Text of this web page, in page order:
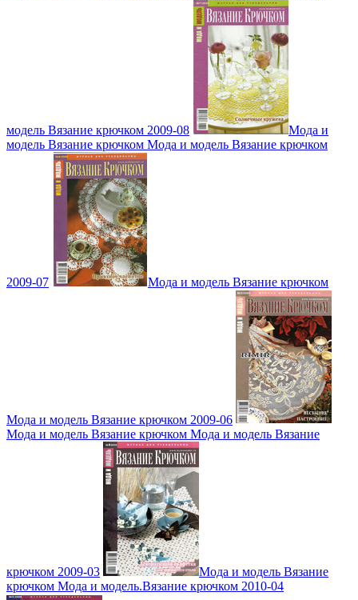
модель Вязание крючком 2009-08
Мода и
модель Вязание крючком Мода и модель Вязание крючком
2009-07 Мода и модель Вязание крючком
Мода и модель Вязание крючком 2009-06
Мода и модель Вязание крючком Мода и модель Вязание
крючком 2009-03
Мода и модель Вязание
крючком Мода и модель.Вязание крючком 2010-04